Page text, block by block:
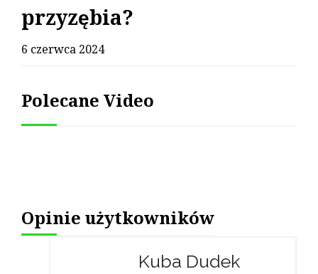
przyzębia?
6 czerwca 2024
Polecane Video
Opinie użytkowników
Kuba Dudek